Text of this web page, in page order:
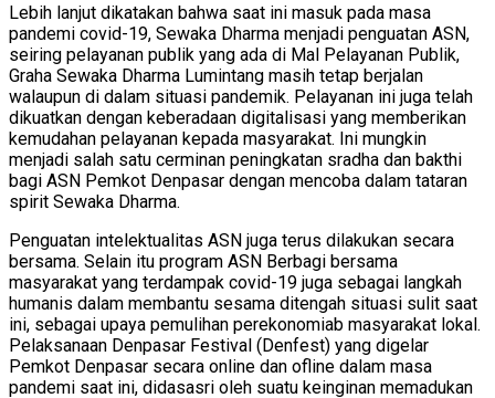
Lebih lanjut dikatakan bahwa saat ini masuk pada masa
pandemi covid-19, Sewaka Dharma menjadi penguatan ASN,
seiring pelayanan publik yang ada di Mal Pelayanan Publik,
Graha Sewaka Dharma Lumintang masih tetap berjalan
walaupun di dalam situasi pandemik. Pelayanan ini juga telah
dikuatkan dengan keberadaan digitalisasi yang memberikan
kemudahan pelayanan kepada masyarakat. Ini mungkin
menjadi salah satu cerminan peningkatan sradha dan bakthi
bagi ASN Pemkot Denpasar dengan mencoba dalam tataran
spirit Sewaka Dharma.
Penguatan intelektualitas ASN juga terus dilakukan secara
bersama. Selain itu program ASN Berbagi bersama
masyarakat yang terdampak covid-19 juga sebagai langkah
humanis dalam membantu sesama ditengah situasi sulit saat
ini, sebagai upaya pemulihan perekonomiab masyarakat lokal.
Pelaksanaan Denpasar Festival (Denfest) yang digelar
Pemkot Denpasar secara online dan ofline dalam masa
pandemi saat ini, didasasri oleh suatu keinginan memadukan